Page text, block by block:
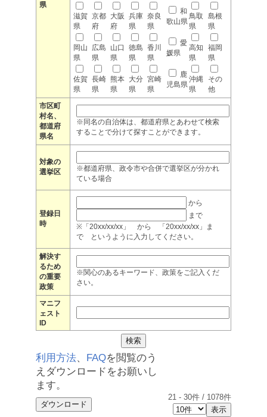
県
滋賀
県
京都
府
大阪
府
兵庫
県
奈良
県
和
歌山県
鳥取
県
島根
県
岡山
県
広島
県
山口
県
徳島
県
香川
県
愛
媛県
高知
県
福岡
県
佐賀
県
長崎
県
熊本
県
大分
県
宮崎
県
鹿
児島県
沖縄
県
その
他
市区町
村名、
都道府
県名
※同名の自治体は、都道府県とあわせて検索
することで分けて探すことができます。
対象の
選挙区
※都道府県、政令市や合併で選挙区が分かれ
ている場合
登録日
時
から
まで
※「20xx/xx/xx」 から 「20xx/xx/xx」ま
で というように入力してください。
解決す
るため
の重要
政策
※関心のあるキーワード、政策をご記入くだ
さい。
マニフ
ェスト
ID
利用方法、 FAQを閲覧のう
えダウンロードをお願いし
ます。
21 - 30件 / 1078件